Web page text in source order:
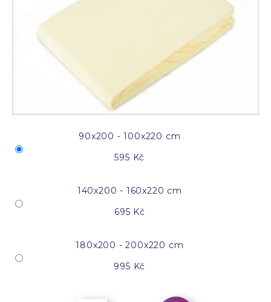
90x200 - 100x220 cm
595 Kč
140x200 - 160x220 cm
695 Kč
180x200 - 200x220 cm
995 Kč